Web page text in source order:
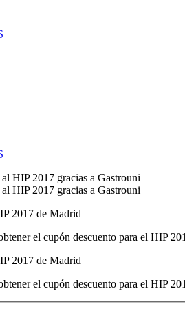
HIP 2017 gracias a Gastrouni
HIP 2017 gracias a Gastrouni
el cupón descuento para el HIP
el cupón descuento para el HIP